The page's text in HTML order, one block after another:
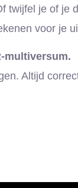
twijfel je of je
voor je
multiversum.
Altijd